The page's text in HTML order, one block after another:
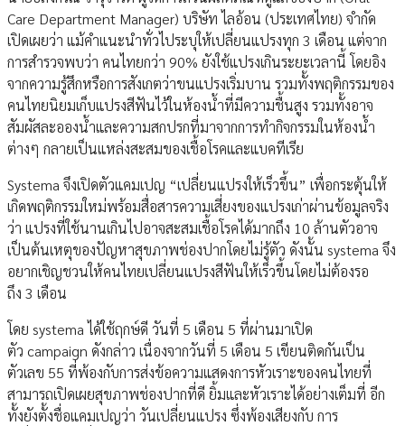
Care Department Manager) บริษัท ไลอ้อน (ประเทศไทย) จำกัด
เปิดเผยว่า แม้คำแนะนำทั่วไประบุให้เปลี่ยนแปรงทุก 3 เดือน แต่จาก
การสำรวจพบว่า คนไทยกว่า 90% ยังใช้แปรงเกินระยะเวลานี้ โดยอิง
จากความรู้สึกหรือการสังเกตว่าขนแปรงเริ่มบาน รวมทั้งพฤติกรรมของ
คนไทยนิยมเก็บแปรงสีฟันไว้ในห้องน้ำที่มีความชื้นสูง รวมทั้งอาจ
สัมผัสละอองน้ำและความสกปรกที่มาจากการทำกิจกรรมในห้องน้ำ
ต่างๆ กลายเป็นแหล่งสะสมของเชื้อโรคและแบคทีเรีย
Systema จึงเปิดตัวแคมเปญ “เปลี่ยนแปรงให้เร็วขึ้น” เพื่อกระตุ้นให้
เกิดพฤติกรรมใหม่พร้อมสื่อสารความเสี่ยงของแปรงเก่าผ่านข้อมูลจริง
ว่า แปรงที่ใช้นานเกินไปอาจสะสมเชื้อโรคได้มากถึง 10 ล้านตัวอาจ
เป็นต้นเหตุของปัญหาสุขภาพช่องปากโดยไม่รู้ตัว ดังนั้น systema จึง
อยากเชิญชวนให้คนไทยเปลี่ยนแปรงสีฟันให้เร็วขึ้นโดยไม่ต้องรอ
ถึง 3 เดือน
โดย systema ได้ใช้ฤกษ์ดี วันที่ 5 เดือน 5 ที่ผ่านมาเปิด
ตัว campaign ดังกล่าว เนื่องจากวันที่ 5 เดือน 5 เขียนติดกันเป็น
ตัวเลข 55 ที่พ้องกับการส่งข้อความแสดงการหัวเราะของคนไทยที่
สามารถเปิดเผยสุขภาพช่องปากที่ดี ยิ้มและหัวเราะได้อย่างเต็มที่ อีก
ทั้งยังตั้งชื่อแคมเปญว่า วันเปลี่ยนแปรง ซึ่งพ้องเสียงกับ การ